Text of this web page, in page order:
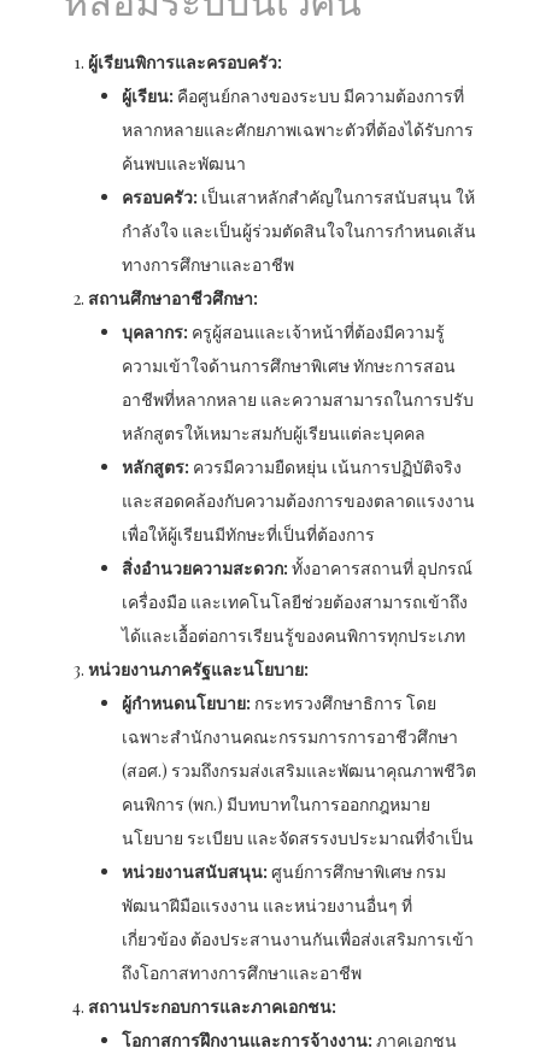
ผู้เรียนพิการและครอบครัว:
ผู้เรียน: คือศูนย์กลางของระบบ มีความต้องการที่
หลากหลายและศักยภาพเฉพาะตัวที่ต้องได้รับการ
ค้นพบและพัฒนา
ครอบครัว: เป็นเสาหลักสำคัญในการสนับสนุน ให้
กำลังใจ และเป็นผู้ร่วมตัดสินใจในการกำหนดเส้น
ทางการศึกษาและอาชีพ
สถานศึกษาอาชีวศึกษา:
บุคลากร: ครูผู้สอนและเจ้าหน้าที่ต้องมีความรู้
ความเข้าใจด้านการศึกษาพิเศษ ทักษะการสอน
อาชีพที่หลากหลาย และความสามารถในการปรับ
หลักสูตรให้เหมาะสมกับผู้เรียนแต่ละบุคคล
หลักสูตร: ควรมีความยืดหยุ่น เน้นการปฏิบัติจริง
และสอดคล้องกับความต้องการของตลาดแรงงาน
เพื่อให้ผู้เรียนมีทักษะที่เป็นที่ต้องการ
สิ่งอำนวยความสะดวก: ทั้งอาคารสถานที่ อุปกรณ์
เครื่องมือ และเทคโนโลยีช่วยต้องสามารถเข้าถึง
ได้และเอื้อต่อการเรียนรู้ของคนพิการทุกประเภท
หน่วยงานภาครัฐและนโยบาย:
ผู้กำหนดนโยบาย: กระทรวงศึกษาธิการ โดย
เฉพาะสำนักงานคณะกรรมการการอาชีวศึกษา
(สอศ.) รวมถึงกรมส่งเสริมและพัฒนาคุณภาพชีวิต
คนพิการ (พก.) มีบทบาทในการออกกฎหมาย
นโยบาย ระเบียบ และจัดสรรงบประมาณที่จำเป็น
หน่วยงานสนับสนุน: ศูนย์การศึกษาพิเศษ กรม
พัฒนาฝีมือแรงงาน และหน่วยงานอื่นๆ ที่
เกี่ยวข้อง ต้องประสานงานกันเพื่อส่งเสริมการเข้า
ถึงโอกาสทางการศึกษาและอาชีพ
สถานประกอบการและภาคเอกชน:
โอกาสการฝึกงานและการจ้างงาน: ภาคเอกชน